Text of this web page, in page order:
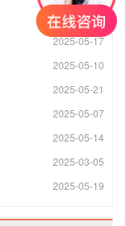
2025-05-12
2025-05-17
2025-05-10
2025-05-21
2025-05-07
2025-05-14
2025-03-05
2025-05-19